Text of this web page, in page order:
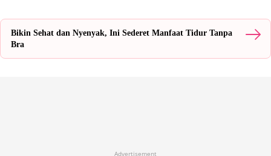
Bikin Sehat dan Nyenyak, Ini Sederet Manfaat Tidur Tanpa
Bra
Advertisement